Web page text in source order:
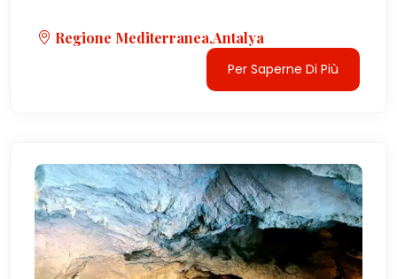
Regione Mediterranea,Antalya
Per Saperne Di Più